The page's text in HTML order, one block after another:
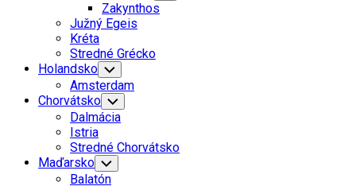
Child
Menu
Zakynthos
Južný Egeis
Kréta
Stredné Grécko
Holandsko Toggle
Child
Menu
Amsterdam
Chorvátsko Toggle
Child
Menu
Dalmácia
Istria
Stredné Chorvátsko
Current
Page
Maďarsko Toggle
Child
Balatón